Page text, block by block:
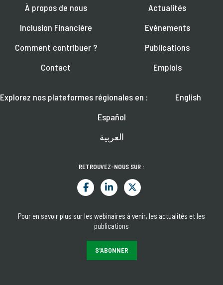
À propos de nous
Inclusion Financière
Comment contribuer ?
Contact
Actualités
Evénements
Publications
Emplois
Explorez nos plateformes régionales en :
English
Español
العربية
RETROUVEZ-NOUS SUR :
Pour en savoir plus sur les webinaires à venir, les actualités et les
publications
S'ABONNER